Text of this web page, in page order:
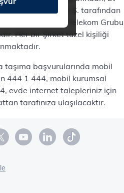
A.Ş. tarafından
markası, Türk Telekom Grubu
Her bir Şirket tüzel kişiliği
taşıma başvurularında mobil
444 1 444, mobil kurumsal
evde internet talepleriniz için
tarafınıza ulaşılacaktır.